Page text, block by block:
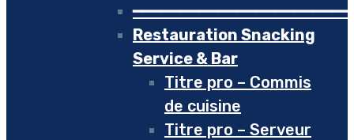
Restauration Snacking
Service & Bar
Titre pro – Commis
de cuisine
Titre pro – Serveur